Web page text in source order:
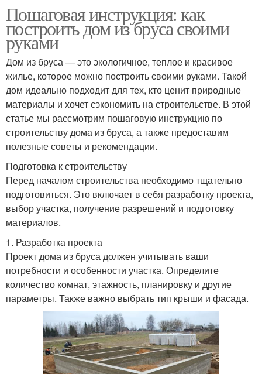
Пошаговая инструкция: как
построить дом из бруса своими
руками
Дом из бруса — это экологичное, теплое и красивое
жилье, которое можно построить своими руками. Такой
дом идеально подходит для тех, кто ценит природные
материалы и хочет сэкономить на строительстве. В этой
статье мы рассмотрим пошаговую инструкцию по
строительству дома из бруса, а также предоставим
полезные советы и рекомендации.
Подготовка к строительству
Перед началом строительства необходимо тщательно
подготовиться. Это включает в себя разработку проекта,
выбор участка, получение разрешений и подготовку
материалов.
1. Разработка проекта
Проект дома из бруса должен учитывать ваши
потребности и особенности участка. Определите
количество комнат, этажность, планировку и другие
параметры. Также важно выбрать тип крыши и фасада.